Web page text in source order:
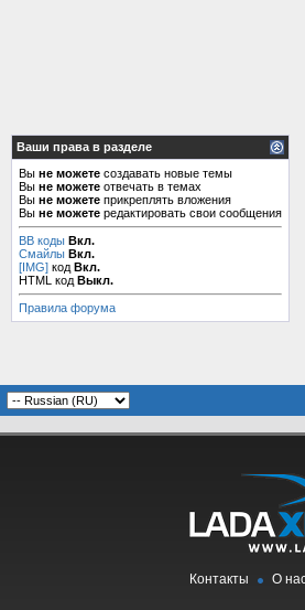
Ваши права в разделе
Вы не можете создавать новые темы
Вы не можете отвечать в темах
Вы не можете прикреплять вложения
Вы не можете редактировать свои сообщения
BB коды Вкл.
Смайлы Вкл.
[IMG] код Вкл.
HTML код Выкл.
Правила форума
Контакты О